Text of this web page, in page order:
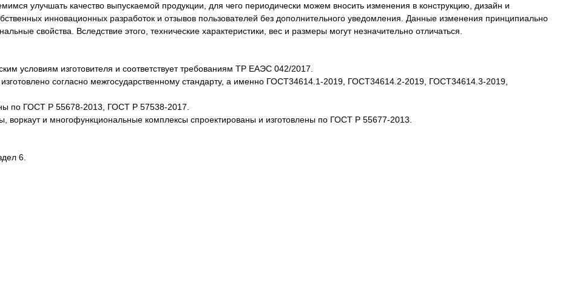
улучшать качество выпускаемой продукции, для чего периодически можем вносить изменения в конструкцию, дизайн и
инновационных разработок и отзывов пользователей без дополнительного уведомления. Данные изменения принципиально
свойства. Вследствие этого, технические характеристики, вес и размеры могут незначительно отличаться.
условиям изготовителя и соответствует требованиям ТР ЕАЭС 042/2017.
согласно межгосударственному стандарту, а именно ГОСТ34614.1-2019, ГОСТ34614.2-2019, ГОСТ34614.3-2019,
по ГОСТ Р 55678-2013, ГОСТ Р 57538-2017.
воркаут и многофункциональные комплексы спроектированы и изготовлены по ГОСТ Р 55677-2013.
6.